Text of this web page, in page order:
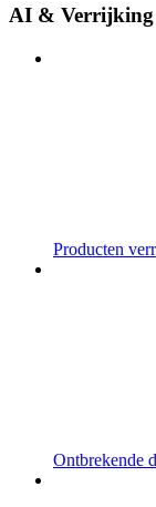
AI & Verrijking
Producten
Ontbrekende